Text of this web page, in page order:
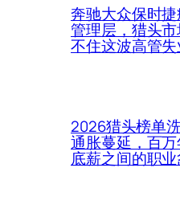
奔驰大众保时
管理层，猎头
不住这波高管失
2026猎头榜单
通胀蔓延，百
底薪之间的职